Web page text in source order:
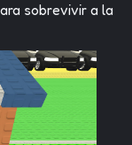
sobrevivir a la